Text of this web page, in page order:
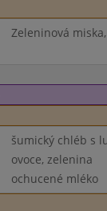
Zeleninová
šumický chléb s
ovoce, zelenina
ochucené mléko